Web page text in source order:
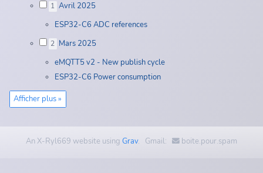
1 Avril 2025
ESP32-C6 ADC references
2 Mars 2025
eMQTT5 v2 - New publish cycle
ESP32-C6 Power consumption
Afficher plus »
An X-Ryl669 website using Grav. Gmail: boite.pour.spam